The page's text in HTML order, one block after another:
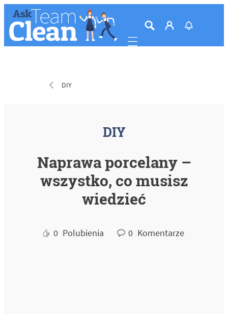
Mobile navigation
DIY
DIY
Naprawa porcelany –
wszystko, co musisz
wiedzieć
0 Polubienia 0 Komentarze